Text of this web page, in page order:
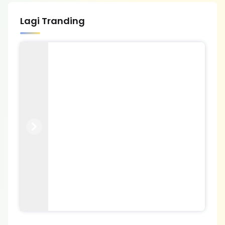
Lagi Tranding